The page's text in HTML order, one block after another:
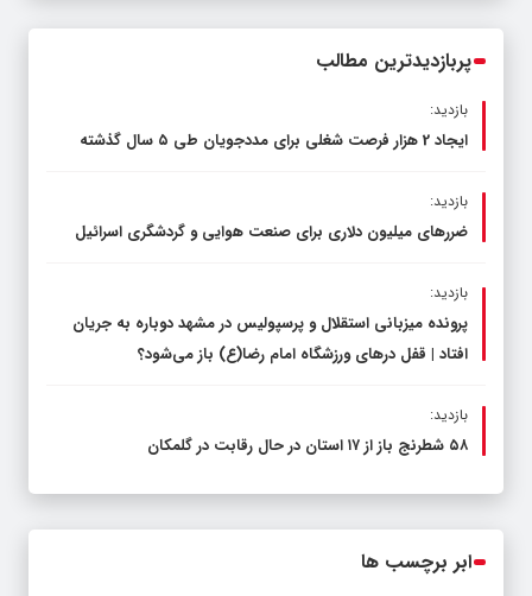
پربازدیدترین مطالب
بازدید:
ایجاد 2 هزار فرصت شغلی برای مددجویان طی ۵ سال گذشته
بازدید:
ضررهای میلیون دلاری برای صنعت هوایی و گردشگری اسرائیل
بازدید:
پرونده میزبانی استقلال و پرسپولیس در مشهد دوباره به جریان
افتاد | قفل در‌های ورزشگاه امام رضا(ع) باز می‌شود؟
بازدید:
۵۸ شطرنج‌ باز از ۱۷ استان در حال رقابت در گلمکان
ابر برچسب ها